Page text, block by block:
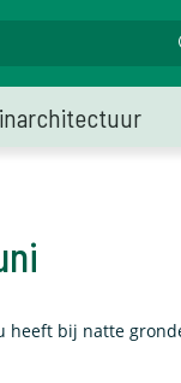
bij natte